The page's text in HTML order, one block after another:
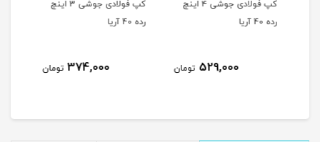
کپ فولادی جوشی ۴ اینچ
رده 40 آریا
529,000 تومان
کپ فولادی جوشی 3 اینچ
رده 40 آریا
374,000 تومان